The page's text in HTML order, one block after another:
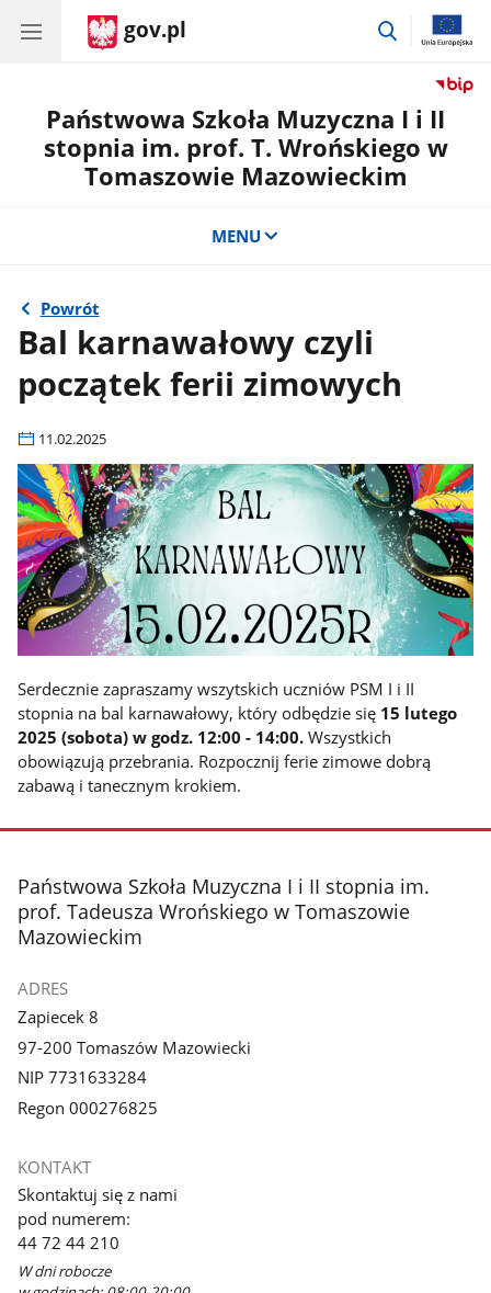
gov.pl
przejdź
Państwowa Szkoła Muzyczna I i II
stopnia im. prof. T. Wrońskiego w
Tomaszowie Mazowieckim
MENU
Powrót
Bal karnawałowy czyli
początek ferii zimowych
11.02.2025
Serdecznie zapraszamy wszytskich uczniów PSM I i II
stopnia na bal karnawałowy, który odbędzie się 15 lutego
2025 (sobota) w godz. 12:00 - 14:00.Wszystkich
obowiązują przebrania. Rozpocznij ferie zimowe dobrą
zabawą i tanecznym krokiem.
stopka
Państwowa Szkoła Muzyczna I i II stopnia im.
prof. Tadeusza Wrońskiego w Tomaszowie
Mazowieckim
ADRES
Zapiecek 8
97-200 Tomaszów Mazowiecki
NIP 7731633284
Regon 000276825
KONTAKT
Skontaktuj się z nami
pod numerem:
44 72 44 210
W dni robocze